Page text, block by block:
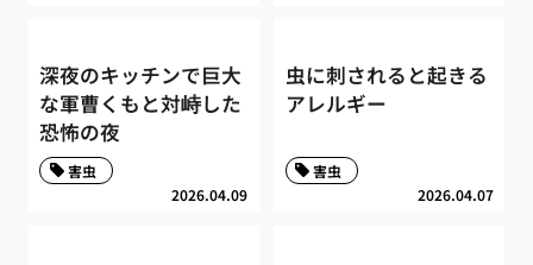
深夜のキッチンで巨大
な軍曹くもと対峙した
恐怖の夜
2026.04.09
害虫
虫に刺されると起きる
アレルギー
2026.04.07
害虫